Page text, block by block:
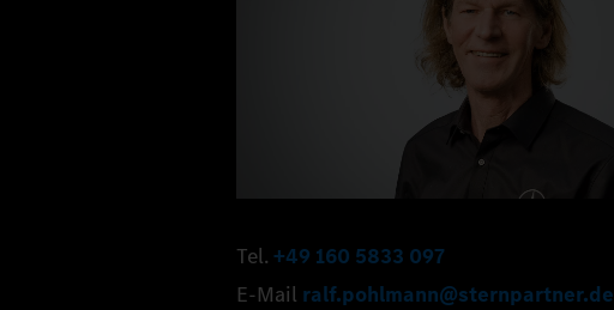
Tel. +49 160 5833 097
E-Mail ralf.pohlmann@sternpartner.de